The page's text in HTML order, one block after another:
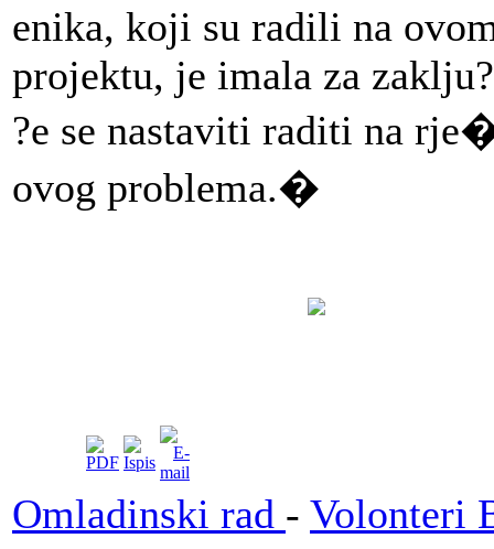
enika, koji su radili na
projektu, je imala za
?e se nastaviti raditi na
ovog problema.�
Omladinski rad - Volonteri